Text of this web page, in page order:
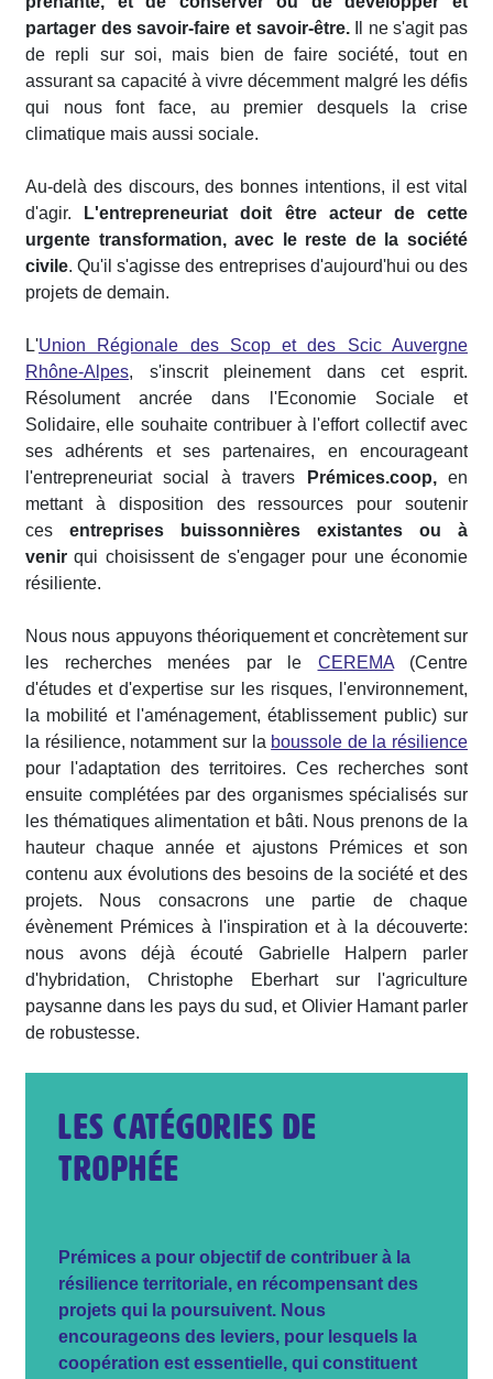
partager des savoir-faire et savoir-être.
Il ne s'agit pas
de repli sur soi, mais bien de faire société, tout en
assurant sa capacité à vivre décemment malgré les défis
qui nous font face, au premier desquels la crise
climatique mais aussi sociale.
Au-delà des discours, des bonnes intentions, il est vital
d'agir.
L'entrepreneuriat doit être acteur de cette
urgente transformation, avec le reste de la société
civile. Qu'il s'agisse des entreprises d'aujourd'hui ou des
projets de demain.
L'Union Régionale des Scop et des Scic Auvergne
Rhône-Alpes, s'inscrit pleinement dans cet esprit.
Résolument ancrée dans l'Economie Sociale et
Solidaire, elle souhaite contribuer à l'effort collectif avec
ses adhérents et ses partenaires, en encourageant
l'entrepreneuriat social à travers
Prémices.coop,en
mettant à disposition des ressources pour soutenir
ces entreprises buissonnières existantes ou à
venirqui choisissent de s'engager pour une économie
résiliente.
Nous nous appuyons théoriquement et concrètement sur
les recherches menées par le CEREMA(Centre
d'études et d'expertise sur les risques, l'environnement,
la mobilité et l'aménagement, établissement public) sur
la résilience, notamment sur la boussole de la résilience
pour l'adaptation des territoires. Ces recherches sont
ensuite complétées par des organismes spécialisés sur
les thématiques alimentation et bâti. Nous prenons de la
hauteur chaque année et ajustons Prémices et son
contenu aux évolutions des besoins de la société et des
projets. Nous consacrons une partie de chaque
évènement Prémices à l'inspiration et à la découverte:
nous avons déjà écouté Gabrielle Halpern parler
d'hybridation, Christophe Eberhart sur l'agriculture
paysanne dans les pays du sud, et Olivier Hamant parler
de robustesse.
Les catégories de
trophée
Prémices a pour objectif de contribuer à la
résilience territoriale, en récompensant des
projets qui la poursuivent. Nous
encourageons des leviers, pour lesquels la
coopération est essentielle, qui constituent